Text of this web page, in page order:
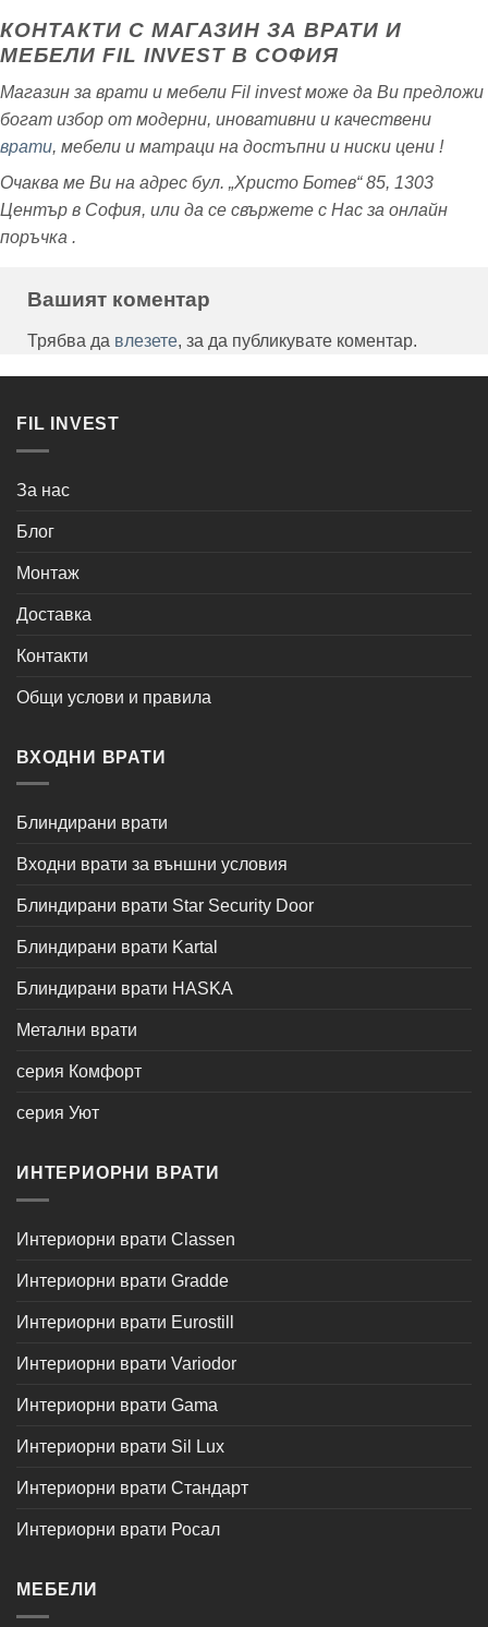
КОНТАКТИ С МАГАЗИН ЗА ВРАТИ И
МЕБЕЛИ FIL INVEST В СОФИЯ
Магазин за врати и мебели Fil invest може да Ви предложи
богат избор от модерни, иновативни и качествени
врати, мебели и матраци на достъпни и ниски цени !
Очаква ме Ви на адрес бул. „Христо Ботев“ 85, 1303
Център в София, или да се свържете с Нас за онлайн
поръчка .
Вашият коментар
Трябва да влезете, за да публикувате коментар.
FIL INVEST
За нас
Блог
Монтаж
Доставка
Контакти
Общи услови и правила
ВХОДНИ ВРАТИ
Блиндирани врати
Входни врати за външни условия
Блиндирани врати Star Security Door
Блиндирани врати Kartal
Блиндирани врати HASKA
Метални врати
серия Комфорт
серия Уют
ИНТЕРИОРНИ ВРАТИ
Интериорни врати Classen
Интериорни врати Gradde
Интериорни врати Eurostill
Интериорни врати Variodor
Интериорни врати Gama
Интериорни врати Sil Lux
Интериорни врати Стандарт
Интериорни врати Росал
МЕБЕЛИ